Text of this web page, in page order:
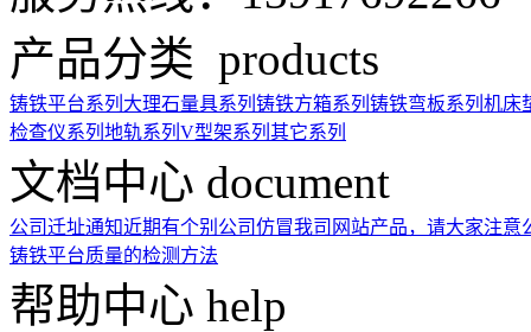
产品分类 products
铸铁平台系列 大理石量具系列 铸铁方箱系列 铸铁弯板系列 机床
检查仪系列 地轨系列 V型架系列 其它系列
文档中心 document
公司迁址通知近期有个别公司仿冒我司网站产品，请大家注意
铸铁平台质量的检测方法
帮助中心 help